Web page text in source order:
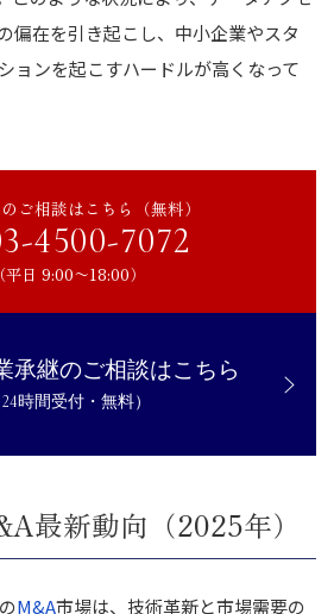
偏在を引き起こし、中小企業やスタ
ョンを起こすハードルが高くなって
ご相談はこちら（無料）
4500-7072
（平日 9:00〜18:00）
承継のご相談はこちら
24時間受付・無料）
最新動向（2025年）
M&A市場は、技術革新と市場需要の